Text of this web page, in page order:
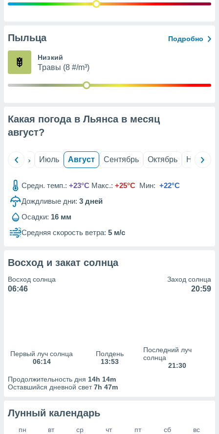
данных
рекламы
сведения
наших 1199
Пыльца Подробно
Низкий
Травы (8 #/m³)
Какая погода в Льянса в месяц
август?
Июнь Июль Август Сентябрь Октябрь Ноябрь
Средн. темп.: +23°C Макс.: +25°C Мин: +22°C
Дождливые дни: 3 дней
Осадки: 16 мм
Средняя скорость ветра: 5 м/с
Восход и закат солнца
Восход солнца
06:46
Заход солнца
20:59
Первый луч солнца
06:14
Полдень
13:53
Последний луч
солнца
21:30
Продолжительность дня 14h 14m
Оставшийся дневной свет7h 47m
Лунный календарь
пн вт ср чт пт сб
вс